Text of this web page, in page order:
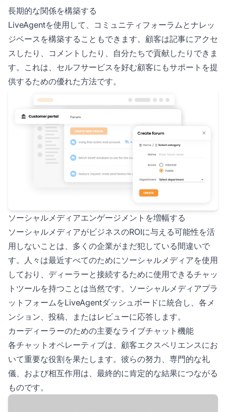
長期的な関係を構築する
LiveAgentを使用して、コミュニティフォーラムとナレッ
ジベースを構築することもできます。顧客は記事にアクセ
スしたり、コメントしたり、自分たちで貢献したりできま
す。これは、セルフサービスを好む顧客にもサポートを提
供するための優れた方法です。
ソーシャルメディアエンゲージメントを増幅する
ソーシャルメディアがビジネスのROIに与える可能性を活
用しないことは、多くの企業がまだ犯している間違いで
す。人々は最近すべてのためにソーシャルメディアを使用
しており、ディーラーと接続するために使用できるチャッ
トツールを持つことは当然です。ソーシャルメディアプラ
ットフォームをLiveAgentダッシュボードに統合し、各メ
ンション、投稿、またはレビューに応答します。
カーディーラーのための主要なライブチャット機能
各チャットオペレーティブは、顧客エクスペリエンスにお
いて重要な役割を果たします。彼らの努力、専門的な礼
儀、および相互作用は、最終的に肯定的な結果につながる
ものです。